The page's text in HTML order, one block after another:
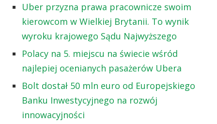
Uber przyzna prawa pracownicze swoim
kierowcom w Wielkiej Brytanii. To wynik
wyroku krajowego Sądu Najwyższego
Polacy na 5. miejscu na świecie wśród
najlepiej ocenianych pasażerów Ubera
Bolt dostał 50 mln euro od Europejskiego
Banku Inwestycyjnego na rozwój
innowacyjności